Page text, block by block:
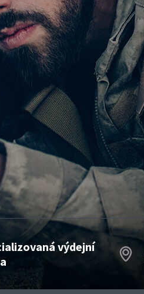
výdejní